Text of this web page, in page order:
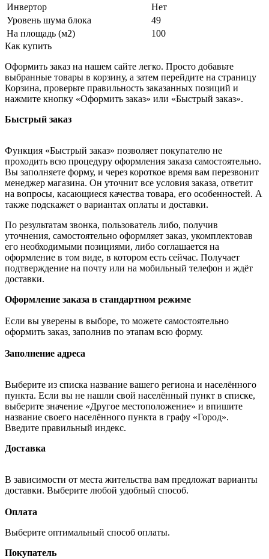
Инвертор
Нет
Уровень шума блока
49
На площадь (м2)
100
Как купить
Оформить заказ на нашем сайте легко. Просто добавьте
выбранные товары в корзину, а затем перейдите на страницу
Корзина, проверьте правильность заказанных позиций и
нажмите кнопку «Оформить заказ» или «Быстрый заказ».
Быстрый заказ
Функция «Быстрый заказ» позволяет покупателю не
проходить всю процедуру оформления заказа самостоятельно.
Вы заполняете форму, и через короткое время вам перезвонит
менеджер магазина. Он уточнит все условия заказа, ответит
на вопросы, касающиеся качества товара, его особенностей. А
также подскажет о вариантах оплаты и доставки.
По результатам звонка, пользователь либо, получив
уточнения, самостоятельно оформляет заказ, укомплектовав
его необходимыми позициями, либо соглашается на
оформление в том виде, в котором есть сейчас. Получает
подтверждение на почту или на мобильный телефон и ждёт
доставки.
Оформление заказа в стандартном режиме
Если вы уверены в выборе, то можете самостоятельно
оформить заказ, заполнив по этапам всю форму.
Заполнение адреса
Выберите из списка название вашего региона и населённого
пункта. Если вы не нашли свой населённый пункт в списке,
выберите значение «Другое местоположение» и впишите
название своего населённого пункта в графу «Город».
Введите правильный индекс.
Доставка
В зависимости от места жительства вам предложат варианты
доставки. Выберите любой удобный способ.
Оплата
Выберите оптимальный способ оплаты.
Покупатель